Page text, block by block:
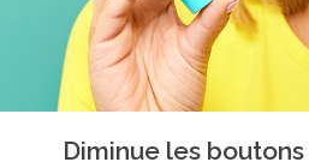
Diminue les